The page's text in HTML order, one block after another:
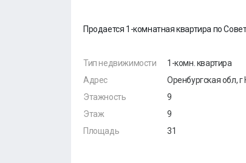
Продается 1-комнатная квартира по
Тип недвижимости
Адрес
Этажность
Этаж
Площадь
1-комн. квартира
Оренбургская обл,
9
9
31